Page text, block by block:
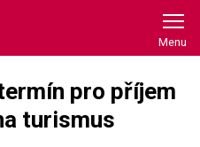
pro příjem
turismus